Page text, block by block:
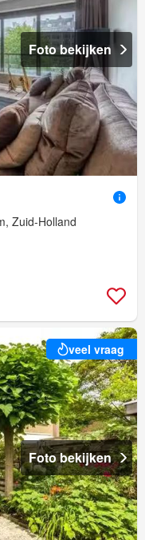
Foto bekijken
Zuid-Holland
veel vraag
Foto bekijken